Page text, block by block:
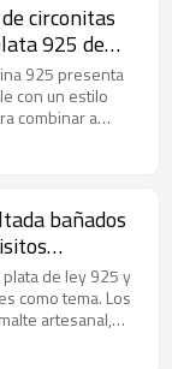
circonitas
925 de
925 presenta
con un estilo
combinar a
bañados
de flores
de ley 925 y
como tema. Los
artesanal,
le dan un